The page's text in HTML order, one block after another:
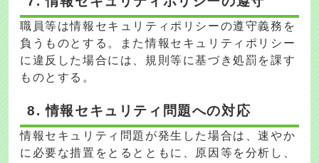
職員等は情報セキュリティポリシーの遵守義務を
負うものとする。また情報セキュリティポリシー
に違反した場合には、規則等に基づき処罰を課す
ものとする。
8. 情報セキュリティ問題への対応
情報セキュリティ問題が発生した場合は、速やか
に必要な措置をとるとともに、原因等を分析し、